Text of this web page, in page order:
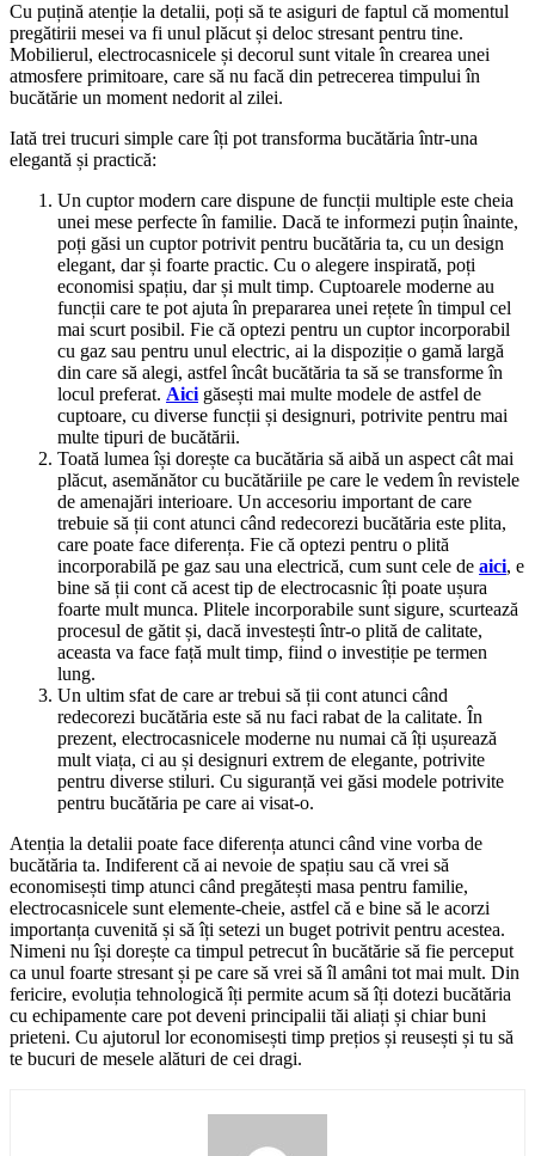
Cu puțină atenție la detalii, poți să te asiguri de faptul că momentul
pregătirii mesei va fi unul plăcut și deloc stresant pentru tine.
Mobilierul, electrocasnicele și decorul sunt vitale în crearea unei
atmosfere primitoare, care să nu facă din petrecerea timpului în
bucătărie un moment nedorit al zilei.
Iată trei trucuri simple care îți pot transforma bucătăria într-una
elegantă și practică:
Un cuptor modern care dispune de funcții multiple este cheia
unei mese perfecte în familie. Dacă te informezi puțin înainte,
poți găsi un cuptor potrivit pentru bucătăria ta, cu un design
elegant, dar și foarte practic. Cu o alegere inspirată, poți
economisi spațiu, dar și mult timp. Cuptoarele moderne au
funcții care te pot ajuta în prepararea unei rețete în timpul cel
mai scurt posibil. Fie că optezi pentru un cuptor incorporabil
cu gaz sau pentru unul electric, ai la dispoziție o gamă largă
din care să alegi, astfel încât bucătăria ta să se transforme în
locul preferat. Aici găsești mai multe modele de astfel de
cuptoare, cu diverse funcții și designuri, potrivite pentru mai
multe tipuri de bucătării.
Toată lumea își dorește ca bucătăria să aibă un aspect cât mai
plăcut, asemănător cu bucătăriile pe care le vedem în revistele
de amenajări interioare. Un accesoriu important de care
trebuie să ții cont atunci când redecorezi bucătăria este plita,
care poate face diferența. Fie că optezi pentru o plită
incorporabilă pe gaz sau una electrică, cum sunt cele de aici, e
bine să ții cont că acest tip de electrocasnic îți poate ușura
foarte mult munca. Plitele incorporabile sunt sigure, scurtează
procesul de gătit și, dacă investești într-o plită de calitate,
aceasta va face față mult timp, fiind o investiție pe termen
lung.
Un ultim sfat de care ar trebui să ții cont atunci când
redecorezi bucătăria este să nu faci rabat de la calitate. În
prezent, electrocasnicele moderne nu numai că îți ușurează
mult viața, ci au și designuri extrem de elegante, potrivite
pentru diverse stiluri. Cu siguranță vei găsi modele potrivite
pentru bucătăria pe care ai visat-o.
Atenția la detalii poate face diferența atunci când vine vorba de
bucătăria ta. Indiferent că ai nevoie de spațiu sau că vrei să
economisești timp atunci când pregătești masa pentru familie,
electrocasnicele sunt elemente-cheie, astfel că e bine să le acorzi
importanța cuvenită și să îți setezi un buget potrivit pentru acestea.
Nimeni nu își dorește ca timpul petrecut în bucătărie să fie perceput
ca unul foarte stresant și pe care să vrei să îl amâni tot mai mult. Din
fericire, evoluția tehnologică îți permite acum să îți dotezi bucătăria
cu echipamente care pot deveni principalii tăi aliați și chiar buni
prieteni. Cu ajutorul lor economisești timp prețios și reusești și tu să
te bucuri de mesele alături de cei dragi.